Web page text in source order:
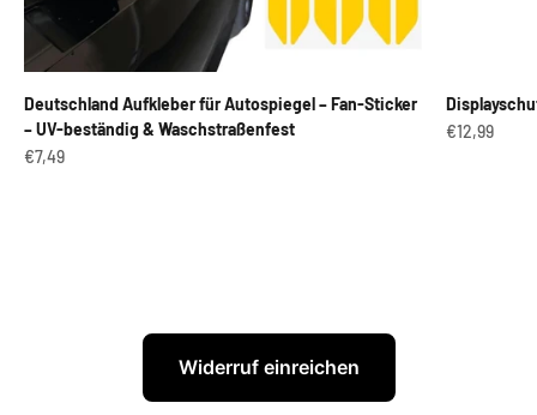
Deutschland Aufkleber für Autospiegel – Fan-Sticker
– UV-beständig & Waschstraßenfest
Angebot
€7,49
Angebot
€12,99
Widerruf einreichen